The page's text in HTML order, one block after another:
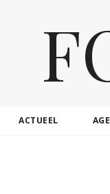
ACTUEEL